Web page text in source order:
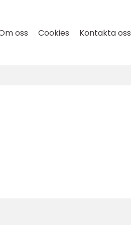
oss Cookies Kontakta oss